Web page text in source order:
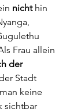
nicht hin
Frau allein
der
Stadt
keine
sichtbar